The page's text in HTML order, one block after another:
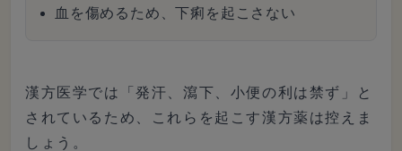
血を傷めるため、下痢を起こさない
漢方医学では「発汗、瀉下、小便の利は禁ず」と
されているため、これらを起こす漢方薬は控えま
しょう。